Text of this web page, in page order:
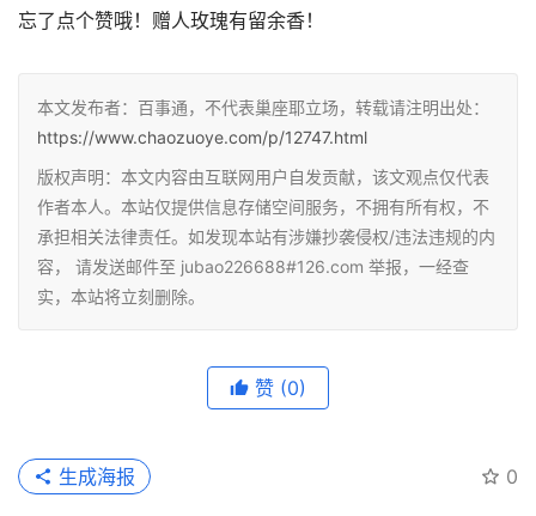
忘了点个赞哦！赠人玫瑰有留余香！
本文发布者：百事通，不代表巢座耶立场，转载请注明出处：
https://www.chaozuoye.com/p/12747.html
版权声明：本文内容由互联网用户自发贡献，该文观点仅代表
作者本人。本站仅提供信息存储空间服务，不拥有所有权，不
承担相关法律责任。如发现本站有涉嫌抄袭侵权/违法违规的内
容， 请发送邮件至 jubao226688#126.com 举报，一经查
实，本站将立刻删除。
赞 (0)
0
生成海报